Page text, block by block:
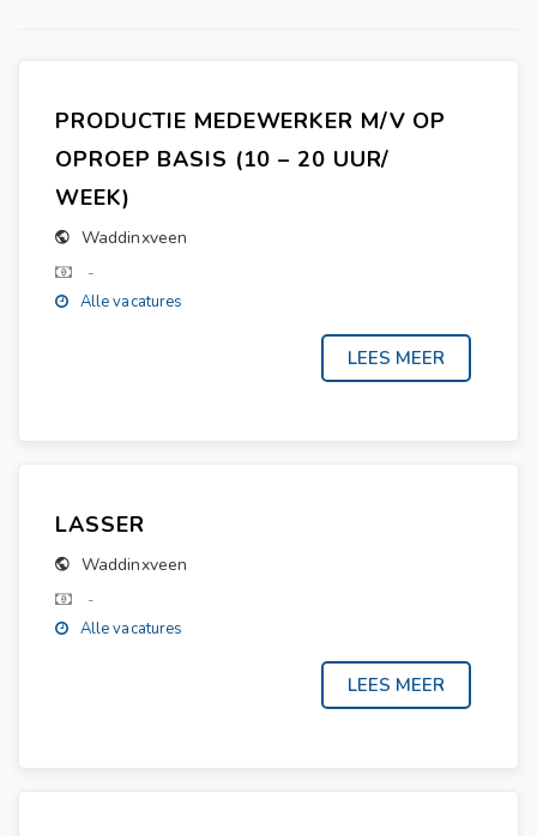
PRODUCTIE MEDEWERKER M/V OP
OPROEP BASIS (10 – 20 UUR/
WEEK)
Waddinxveen
-
Alle vacatures
LASSER
Waddinxveen
-
Alle vacatures